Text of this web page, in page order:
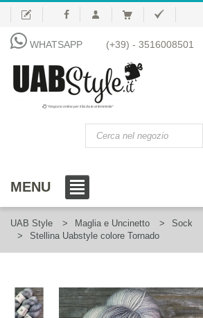
WHATSAPP (+39) - 3516008501
"Negozio online per il fai da te al femminile"
MENU
UAB Style Maglia e Uncinetto
Sock
Stellina Uabstyle colore Tornado